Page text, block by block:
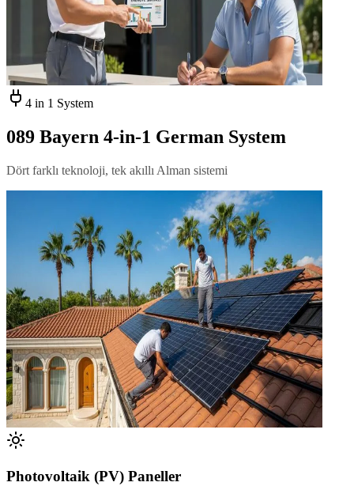
4 in 1 System
089 Bayern 4-in-1 German System
Dört farklı teknoloji, tek akıllı Alman sistemi
Photovoltaik (PV) Paneller